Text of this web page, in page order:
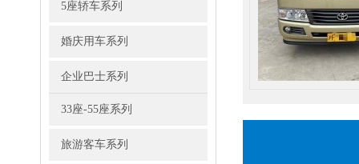
5座轿车系列
婚庆用车系列
企业巴士系列
33座-55座系列
旅游客车系列